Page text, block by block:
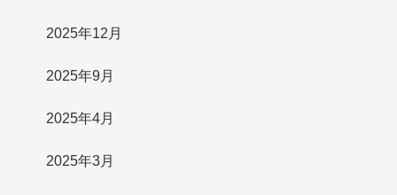
2025年12月
2025年9月
2025年4月
2025年3月